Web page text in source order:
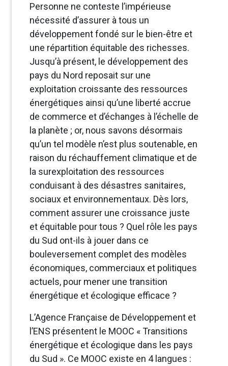
Personne ne conteste l’impérieuse
nécessité d’assurer à tous un
développement fondé sur le bien-être et
une répartition équitable des richesses.
Jusqu’à présent, le développement des
pays du Nord reposait sur une
exploitation croissante des ressources
énergétiques ainsi qu’une liberté accrue
de commerce et d’échanges à l’échelle de
la planète ; or, nous savons désormais
qu’un tel modèle n’est plus soutenable, en
raison du réchauffement climatique et de
la surexploitation des ressources
conduisant à des désastres sanitaires,
sociaux et environnementaux. Dès lors,
comment assurer une croissance juste
et équitable pour tous ? Quel rôle les pays
du Sud ont-ils à jouer dans ce
bouleversement complet des modèles
économiques, commerciaux et politiques
actuels, pour mener une transition
énergétique et écologique efficace ?
L’Agence Française de Développement et
l’ENS présentent le MOOC « Transitions
énergétique et écologique dans les pays
du Sud ». Ce MOOC existe en 4 langues :